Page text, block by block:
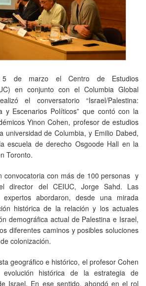
5 de marzo el Centro de Estudios
en conjunto con el Columbia Global
el conversatorio “Israel/Palestina:
y Escenarios Políticos” que contó con la
Yinon Cohen, profesor de estudios
universidad de Columbia, y Emilio Dabed,
escuela de derecho Osgoode Hall en la
Toronto.
convocatoria con más de 100 personas y
director del CEIUC, Jorge Sahd. Las
abordaron, desde una mirada
histórica de la relación y los actuales
demográfica actual de Palestina e Israel,
diferentes caminos y posibles soluciones
colonización.
geográfico e histórico, el profesor Cohen
histórica de la estrategia de
Israel. En ese sentido, ahondó en el rol